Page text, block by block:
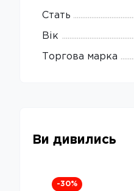
Стать
Вік
Торгова марка
Ви дивились
-30%